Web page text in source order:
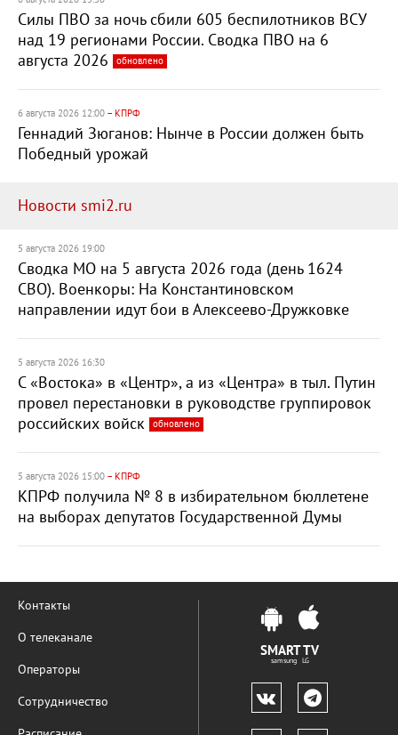
Силы ПВО за ночь сбили 605 беспилотников ВСУ
над 19 регионами России. Сводка ПВО на 6
августа 2026
обновлено
6 августа 2026 12:00 – КПРФ
Геннадий Зюганов: Нынче в России должен быть
Победный урожай
Новости smi2.ru
5 августа 2026 19:00
Сводка МО на 5 августа 2026 года (день 1624
СВО). Военкоры: На Константиновском
направлении идут бои в Алексеево-Дружковке
5 августа 2026 16:30
С «Востока» в «Центр», а из «Центра» в тыл. Путин
провел перестановки в руководстве группировок
российских войск
обновлено
5 августа 2026 15:00 – КПРФ
КПРФ получила № 8 в избирательном бюллетене
на выборах депутатов Государственной Думы
Контакты
О телеканале
Операторы
Сотрудничество
SMART TV
samsung LG